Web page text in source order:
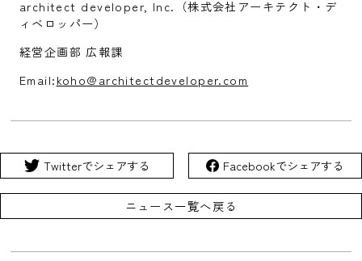
architect developer, Inc.（株式会社アーキテクト・デ
ィベロッパー）
経営企画部 広報課
Email:koho@architectdeveloper.com
Twitterでシェアする Facebookでシェアする
ニュース一覧へ戻る